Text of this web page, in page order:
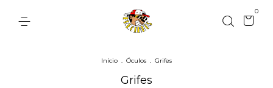
0
Início . Óculos . Grifes
Grifes